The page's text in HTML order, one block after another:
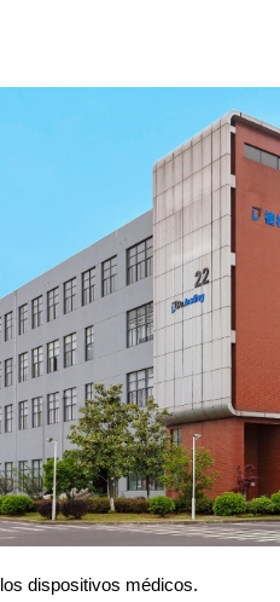
los dispositivos médicos.